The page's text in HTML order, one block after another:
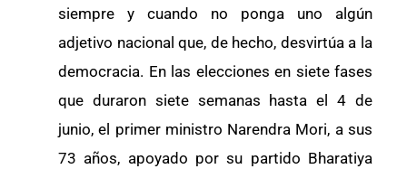
siempre y cuando no ponga uno algún
adjetivo nacional que, de hecho, desvirtúa a la
democracia. En las elecciones en siete fases
que duraron siete semanas hasta el 4 de
junio, el primer ministro Narendra Mori, a sus
73 años, apoyado por su partido Bharatiya